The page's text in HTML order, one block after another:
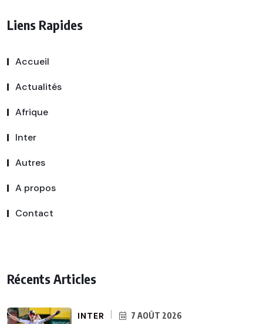
Liens Rapides
Accueil
Actualités
Afrique
Inter
Autres
A propos
Contact
Récents Articles
INTER 7 AOÛT 2026